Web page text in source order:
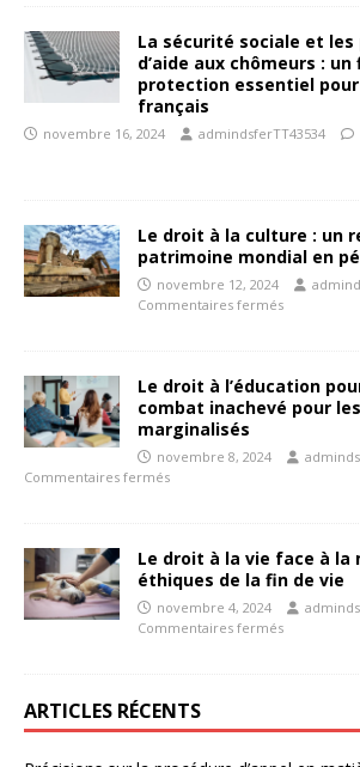
La sécurité sociale et
d’aide aux chômeurs :
protection essentiel
français
novembre 16, 2024 admindsferTT43534
Le droit à la culture : un
patrimoine mondial en
novembre 12, 2024
Commentaires fermés
Le droit à l’éducation
combat inachevé pour
marginalisés
novembre 8, 2024
Commentaires fermés
Le droit à la vie face à la
éthiques de la fin de vie
novembre 4, 2024
Commentaires fermés
ARTICLES RÉCENTS